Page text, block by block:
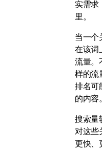
实需求
里。
当一个
在该词
流量。
样的流
排名可
的内容。
搜索量
对这些
更快、